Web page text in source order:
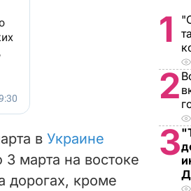
в Украине
марта на востоке
дорогах, кроме
1
2
3